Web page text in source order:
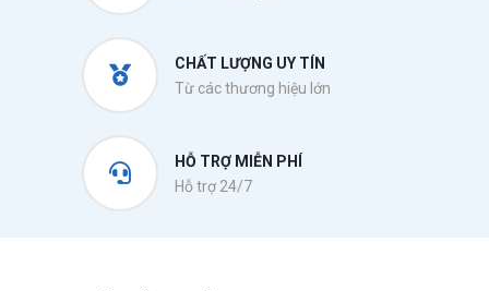
CHẤT LƯỢNG UY TÍN
Từ các thương hiệu lớn
HỖ TRỢ MIỄN PHÍ
Hỗ trợ 24/7